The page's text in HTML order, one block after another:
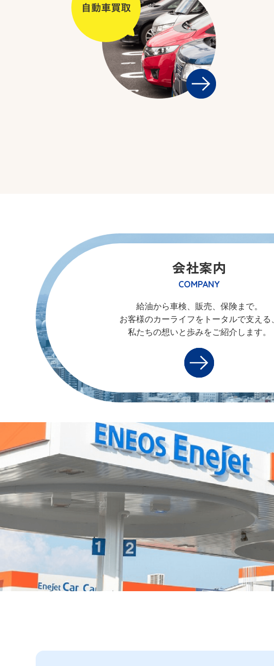
会社案内
COMPANY
給油から車検、販売、保険まで。
お客様のカーライフをトータルで支える、
私たちの想いと歩みをご紹介します。